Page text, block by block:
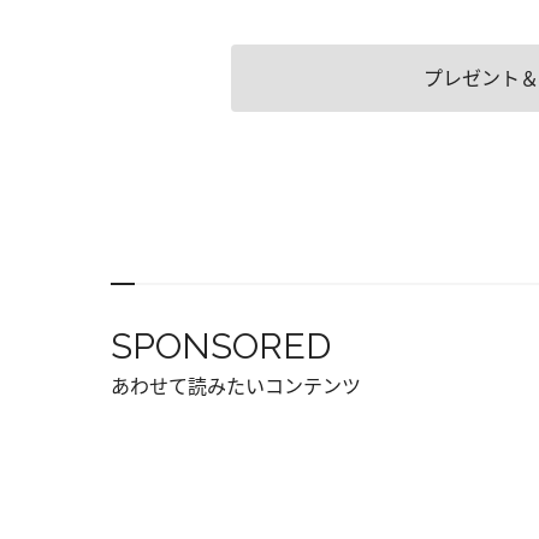
プレゼント
SPONSORED
あわせて読みたいコンテンツ